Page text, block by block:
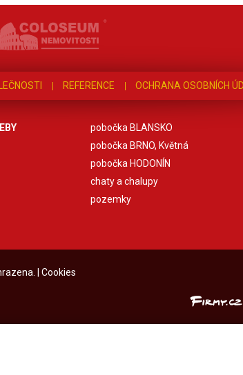
REFERENCE OCHRANA OSOBNÍCH
pobočka BLANSKO
pobočka BRNO, Květná
pobočka HODONÍN
chaty a chalupy
pozemky
| Cookies